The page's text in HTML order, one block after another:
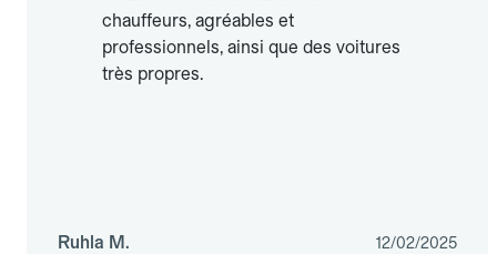
chauffeurs, agréables et
professionnels, ainsi que des voitures
très propres.
Ruhla M. 12/02/2025